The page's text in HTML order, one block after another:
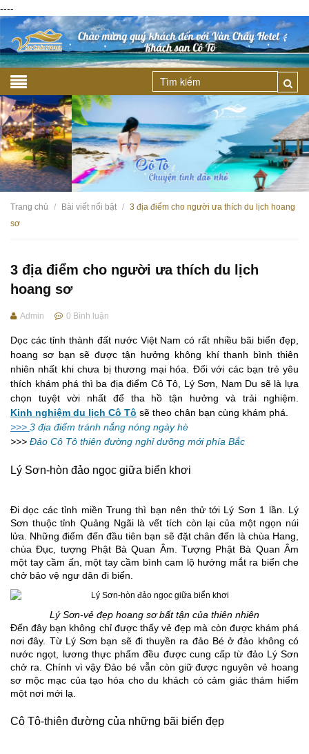
----
Trang chủ / Bài viết nổi bật /
3 địa điểm cho người ưa thích du lịch hoang
sơ
3 địa điểm cho người ưa thích du lịch
hoang sơ
Admin 0 Bình luận
Dọc các tỉnh thành đất nước Việt Nam có rất nhiều bãi biển đẹp,
hoang sơ bạn sẽ được tận hưởng không khí thanh bình thiên
nhiên nhất khi chưa bị thương mại hóa. Đối với các bạn trẻ yêu
thích khám phá thì ba địa điểm Cô Tô, Lý Sơn, Nam Du sẽ là lựa
chọn tuyệt vời nhất để tha hồ tận hưởng và trải nghiệm.
Kinh nghiệm du lịch Cô Tô sẽ theo chân bạn cùng khám phá.
>>> 3 địa điểm tránh nắng nóng ngày hè
>>> Đảo Cô Tô thiên đường nghỉ dưỡng mới phía Bắc
Lý Sơn-hòn đảo ngọc giữa biển khơi
Đi dọc các tỉnh miền Trung thì bạn nên thử tới Lý Sơn 1 lần. Lý
Sơn thuộc tỉnh Quảng Ngãi là vết tích còn lại của một ngọn núi
lửa. Những điểm đến đầu tiên bạn sẽ đặt chân đến là chùa Hang,
chùa Đục, tượng Phật Bà Quan Âm. Tượng Phật Bà Quan Âm
một tay cầm ấn, một tay cầm bình cam lộ hướng mắt ra biển che
chở bảo vệ ngư dân đi biển.
Lý Sơn-vẻ đẹp hoang sơ bất tận của thiên nhiên
Đến đây bạn không chỉ được thấy vẻ đẹp mà còn được khám phá
nơi đây. Từ Lý Sơn bạn sẽ đi thuyền ra đảo Bé ở đảo không có
nước ngọt, lương thực phẩm đều được cung cấp từ đảo Lý Sơn
chở ra. Chính vì vậy Đảo bé vẫn còn giữ được nguyên vẻ hoang
sơ mộc mạc của tạo hóa cho du khách có cảm giác thám hiểm
một nơi mới lạ.
Cô Tô-thiên đường của những bãi biển đẹp